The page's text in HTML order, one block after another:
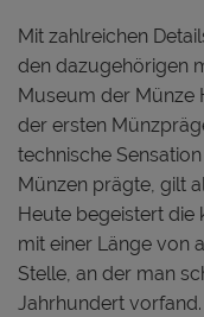
Mit zahlreichen
den dazugehörigen
Museum der Münze
der ersten
technische
Münzen prägte, gilt
Heute begeistert die
mit einer Länge von
Stelle, an der man
Jahrhundert vorfand.